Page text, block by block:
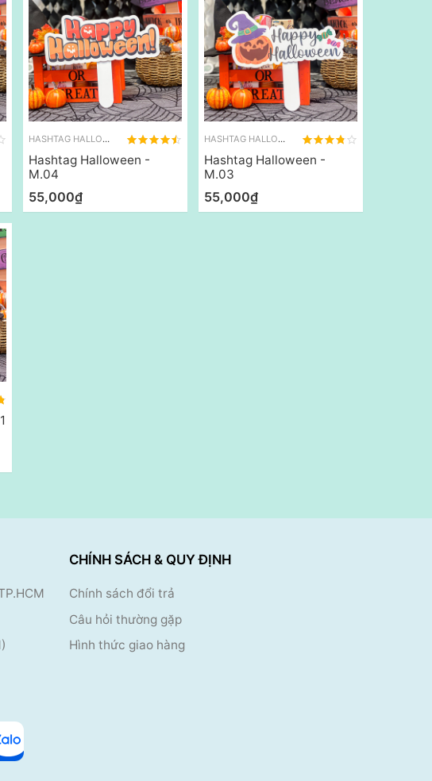
HASHTAG HALLOWEEN
Hashtag Halloween -
M.04
55,000₫
HASHTAG HALLOWEEN
Hashtag Halloween -
M.03
55,000₫
CHÍNH SÁCH & QUY ĐỊNH
Chính sách đổi trả
Câu hỏi thường gặp
Hình thức giao hàng